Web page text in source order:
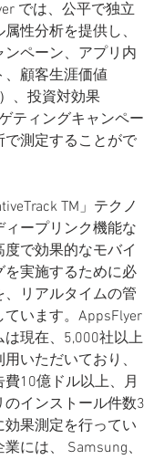
では、公平で独立
性分析を提供し、
ペーン、アプリ内
、顧客生涯価値
）、投資対効果
ティングキャンペー
で測定することがで
TM」テクノ
ィープリンク機能な
で効果的なモバイ
実施するために必
リアルタイムの管
います。AppsFlyer
現在、5,000社以上
いただいており、
10億ドル以上、月
のインストール件数3
果測定を行ってい
には、 Samsung、